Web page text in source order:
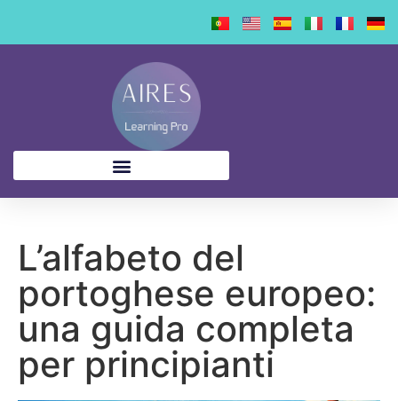
L’alfabeto del
portoghese europeo:
una guida completa
per principianti